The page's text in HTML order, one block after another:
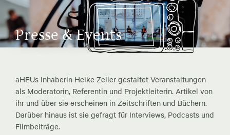
Presse & Events
aHEUs Inhaberin Heike Zeller gestaltet Veranstaltungen
als Moderatorin, Referentin und Projektleiterin. Artikel von
ihr und über sie erscheinen in Zeitschriften und Büchern.
Darüber hinaus ist sie gefragt für Interviews, Podcasts und
Filmbeiträge.